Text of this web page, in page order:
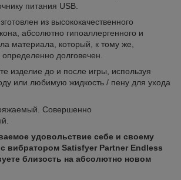
питания USB.
из высококачественного
абсолютно гипоаллергенного и
материала, который, к тому же,
определенно долговечен.
изделие до и после игры, используя
или любимую жидкость / пену для ухода
Совершенно
удовольствие себе и своему
вибратором Satisfyer Partner Endless
близость на абсолютно новом